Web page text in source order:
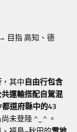
→ 目指 高知、德
，其中自由行包含
共運輸搭配自駕混
都道府縣中的43
未登陸 ^_^ 。